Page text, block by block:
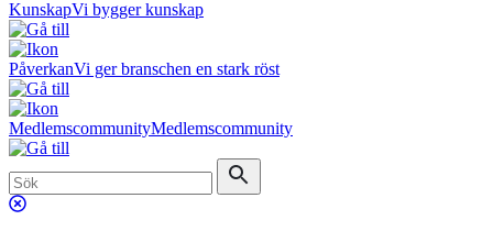
KunskapVi bygger kunskap
PåverkanVi ger branschen en stark röst
MedlemscommunityMedlemscommunity